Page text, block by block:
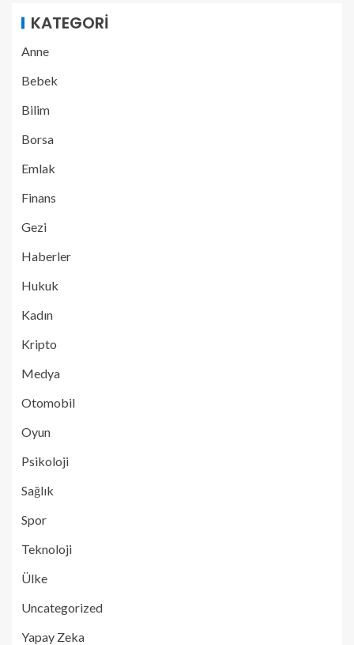
KATEGORI
Anne
Bebek
Bilim
Borsa
Emlak
Finans
Gezi
Haberler
Hukuk
Kadın
Kripto
Medya
Otomobil
Oyun
Psikoloji
Sağlık
Spor
Teknoloji
Ülke
Uncategorized
Yapay Zeka